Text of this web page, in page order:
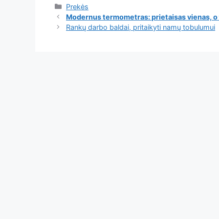
Kategorijos
Prekės
Modernus termometras: prietaisas vienas,
Rankų darbo baldai, pritaikyti namų tobulumui